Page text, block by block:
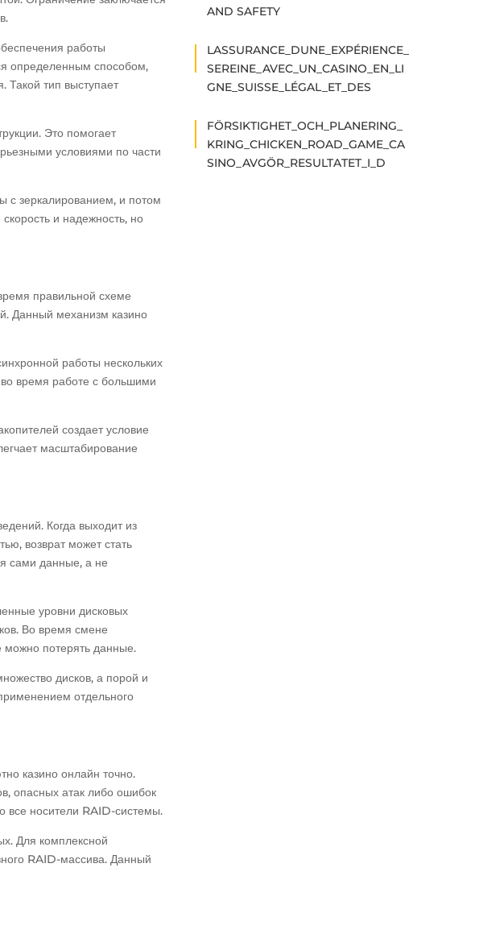
работы
определенным способом,
Такой тип выступает
Это помогает
условиями по части
с зеркалированием, и потом
и надежность, но
правильной схеме
Данный механизм казино
работы нескольких
время работе с большими
создает условие
масштабирование
Когда выходит из
возврат может стать
сами данные, а не
уровни дисковых
Во время смене
можно потерять данные.
дисков, а порой и
отдельного
казино онлайн точно.
опасных атак либо ошибок
все носители RAID-системы.
Для комплексной
RAID-массива. Данный
AND SAFETY
LASSURANCE_DUNE_EXPÉRIENCE_
SEREINE_AVEC_UN_CASINO_EN_LI
GNE_SUISSE_LÉGAL_ET_DES
FÖRSIKTIGHET_OCH_PLANERING_
KRING_CHICKEN_ROAD_GAME_CA
SINO_AVGÖR_RESULTATET_I_D